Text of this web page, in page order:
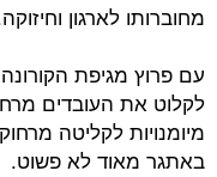
מחוברותו לארגון
עם פרוץ מגיפת
לקלוט את העובדים
מיומנויות לקליטה
באתגר מאוד לא פשוט.